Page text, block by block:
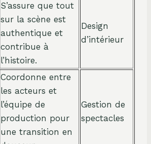
S’assure que tout
sur la scène est
authentique et
contribue à
l’histoire.
Design
d’intérieur
Coordonne entre
les acteurs et
l’équipe de
production pour
une transition en
Gestion de
spectacles